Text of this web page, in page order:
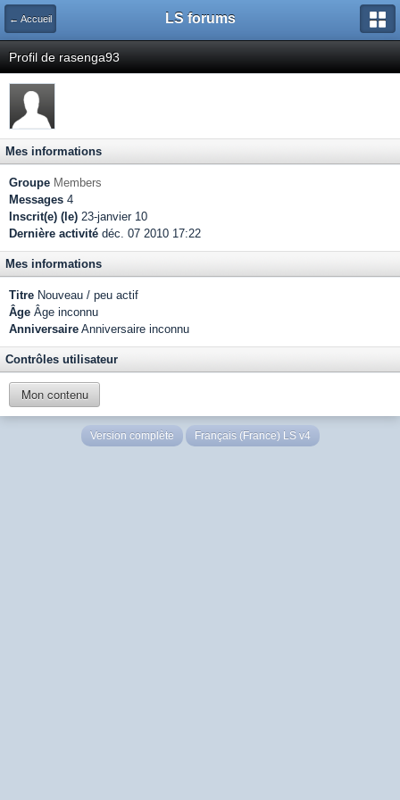
← Accueil LS forums
Profil de rasenga93
Mes informations
Groupe Members
Messages 4
Inscrit(e) (le) 23-janvier 10
Dernière activité déc. 07 2010 17:22
Mes informations
Titre Nouveau / peu actif
Âge Âge inconnu
Anniversaire Anniversaire inconnu
Contrôles utilisateur
Mon contenu
Version complète Français (France) LS v4